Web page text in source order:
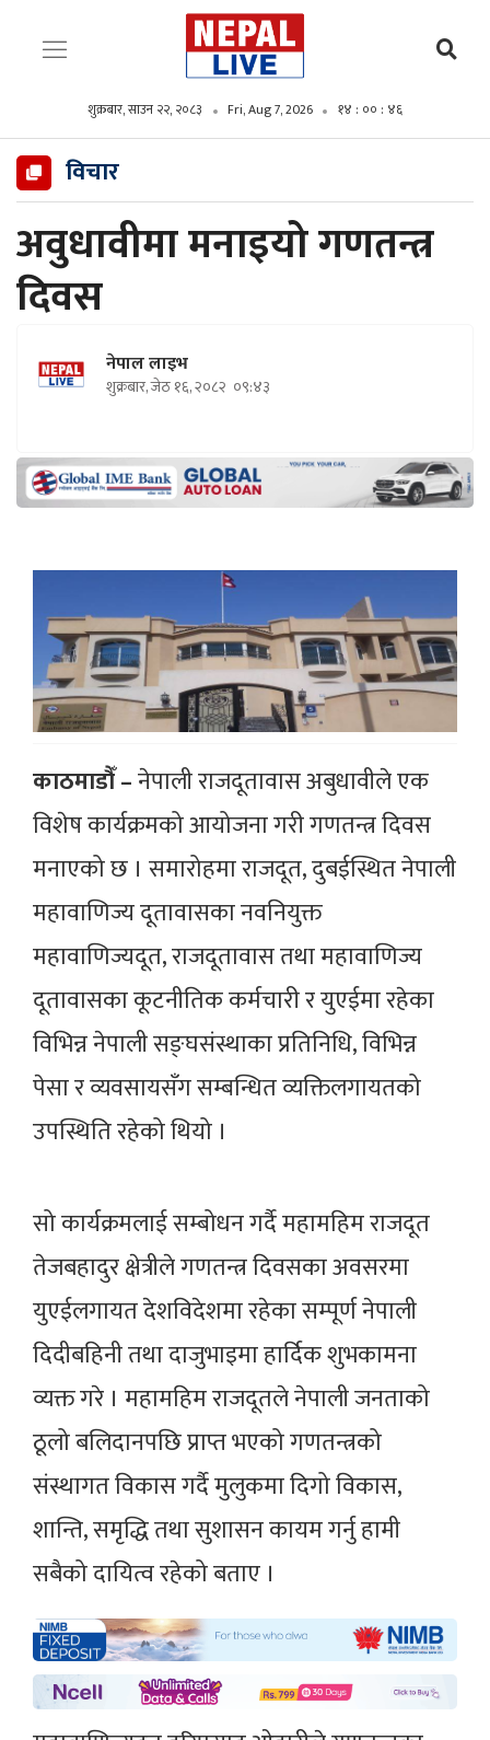
शुक्रबार, साउन २२, २०८३ Fri, Aug 7, 2026
१४ : ०० :
४७
विचार
अवुधावीमा मनाइयो गणतन्त्र
दिवस
नेपाल लाइभ
काठमाडौँ –नेपाली राजदूतावास अबुधावीले एक
विशेष कार्यक्रमको आयोजना गरी गणतन्त्र दिवस
मनाएको छ । समारोहमा राजदूत, दुबईस्थित नेपाली
महावाणिज्य दूतावासका नवनियुक्त
महावाणिज्यदूत, राजदूतावास तथा महावाणिज्य
दूतावासका कूटनीतिक कर्मचारी र युएईमा रहेका
विभिन्न नेपाली सङ्घसंस्थाका प्रतिनिधि, विभिन्न
पेसा र व्यवसायसँग सम्बन्धित व्यक्तिलगायतको
सो कार्यक्रमलाई सम्बोधन गर्दै महामहिम राजदूत
तेजबहादुर क्षेत्रीले गणतन्त्र दिवसका अवसरमा
युएईलगायत देशविदेशमा रहेका सम्पूर्ण नेपाली
दिदीबहिनी तथा दाजुभाइमा हार्दिक शुभकामना
व्यक्त गरे । महामहिम राजदूतले नेपाली जनताको
ठूलो बलिदानपछि प्राप्त भएको गणतन्त्रको
संस्थागत विकास गर्दै मुलुकमा दिगो विकास,
शान्ति, समृद्धि तथा सुशासन कायम गर्नु हामी
सबैको दायित्व रहेको बताए ।